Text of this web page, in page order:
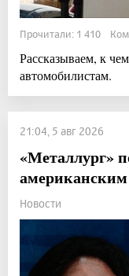
Прочитали: 1 410
Рассказываем, к
автомобилистам.
21:04, 5 авг 2026
«Металлург»
Новости